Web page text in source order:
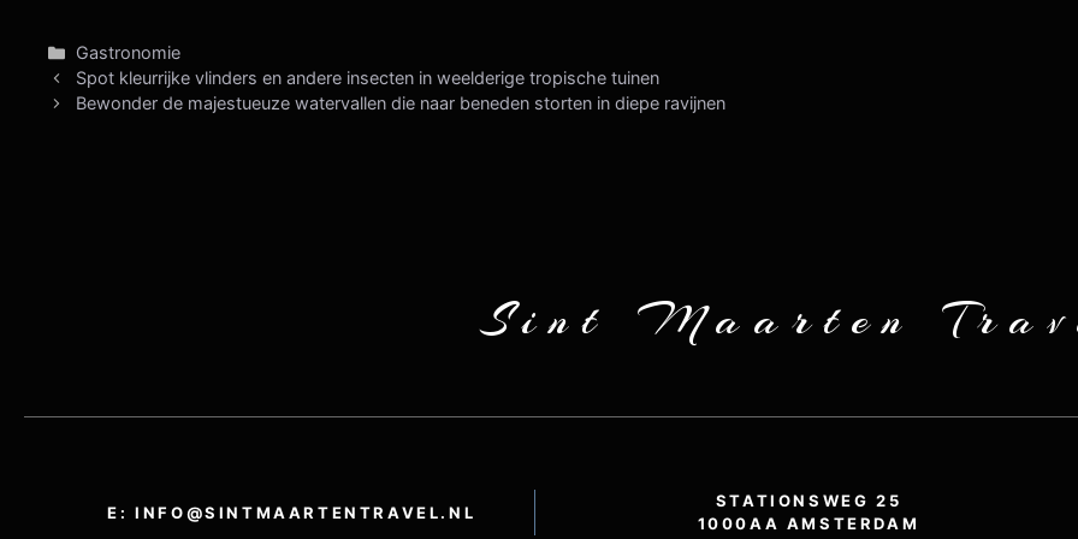
Categorieën
Gastronomie
Spot kleurrijke vlinders en andere insecten in weelderige tropische tuinen
Bewonder de majestueuze watervallen die naar beneden storten in diepe ravijnen
Sint Maarten
E: INFO@SINTMAARTENTRAVEL.NL
STATIONSWEG 25
1000AA AMSTERDAM